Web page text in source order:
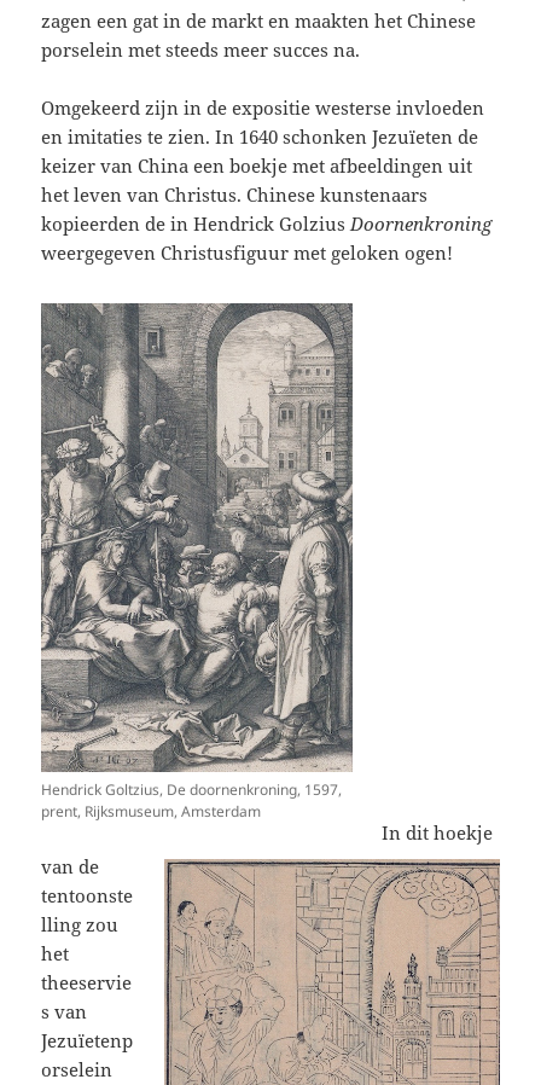
zagen een gat in de markt en maakten het Chinese
porselein met steeds meer succes na.
Omgekeerd zijn in de expositie westerse invloeden
en imitaties te zien. In 1640 schonken Jezuïeten de
keizer van China een boekje met afbeeldingen uit
het leven van Christus. Chinese kunstenaars
kopieerden de in Hendrick Golzius Doornenkroning
weergegeven Christusfiguur met geloken ogen!
Hendrick Goltzius, De doornenkroning, 1597,
prent, Rijksmuseum, Amsterdam
In dit hoekje
van de
tentoonste
lling zou
het
theeservie
s van
Jezuïetenp
orselein